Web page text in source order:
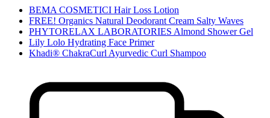
BEMA COSMETICI Hair Loss Lotion
FREE! Organics Natural Deodorant Cream Salty Waves
PHYTORELAX LABORATORIES Almond Shower Gel
Lily Lolo Hydrating Face Primer
Khadi® ChakraCurl Ayurvedic Curl Shampoo